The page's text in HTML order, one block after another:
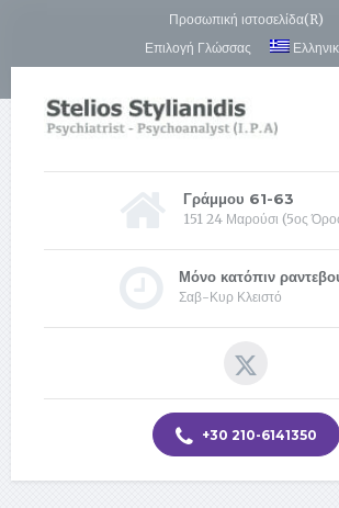
Προσωπική ιστοσελίδα(R)
Επιλογή Γλώσσας
Γράμμου 61-63
151 24 Μαρούσι (5ος
Μόνο κατόπιν
Σαβ-Κυρ Κλειστό
+30 210-6141350